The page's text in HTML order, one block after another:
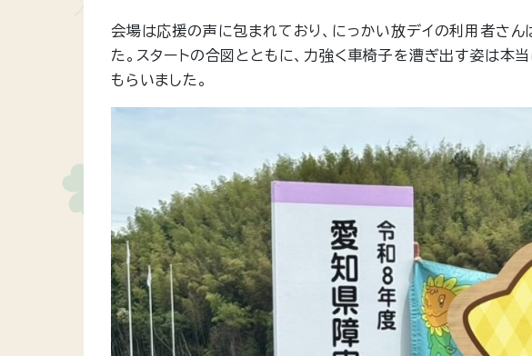
会場は応援の声に包まれており、にっかい放デイの利用者さん
た。スタートの合図とともに、力強く車椅子を漕ぎ出す姿は本
もらいました。